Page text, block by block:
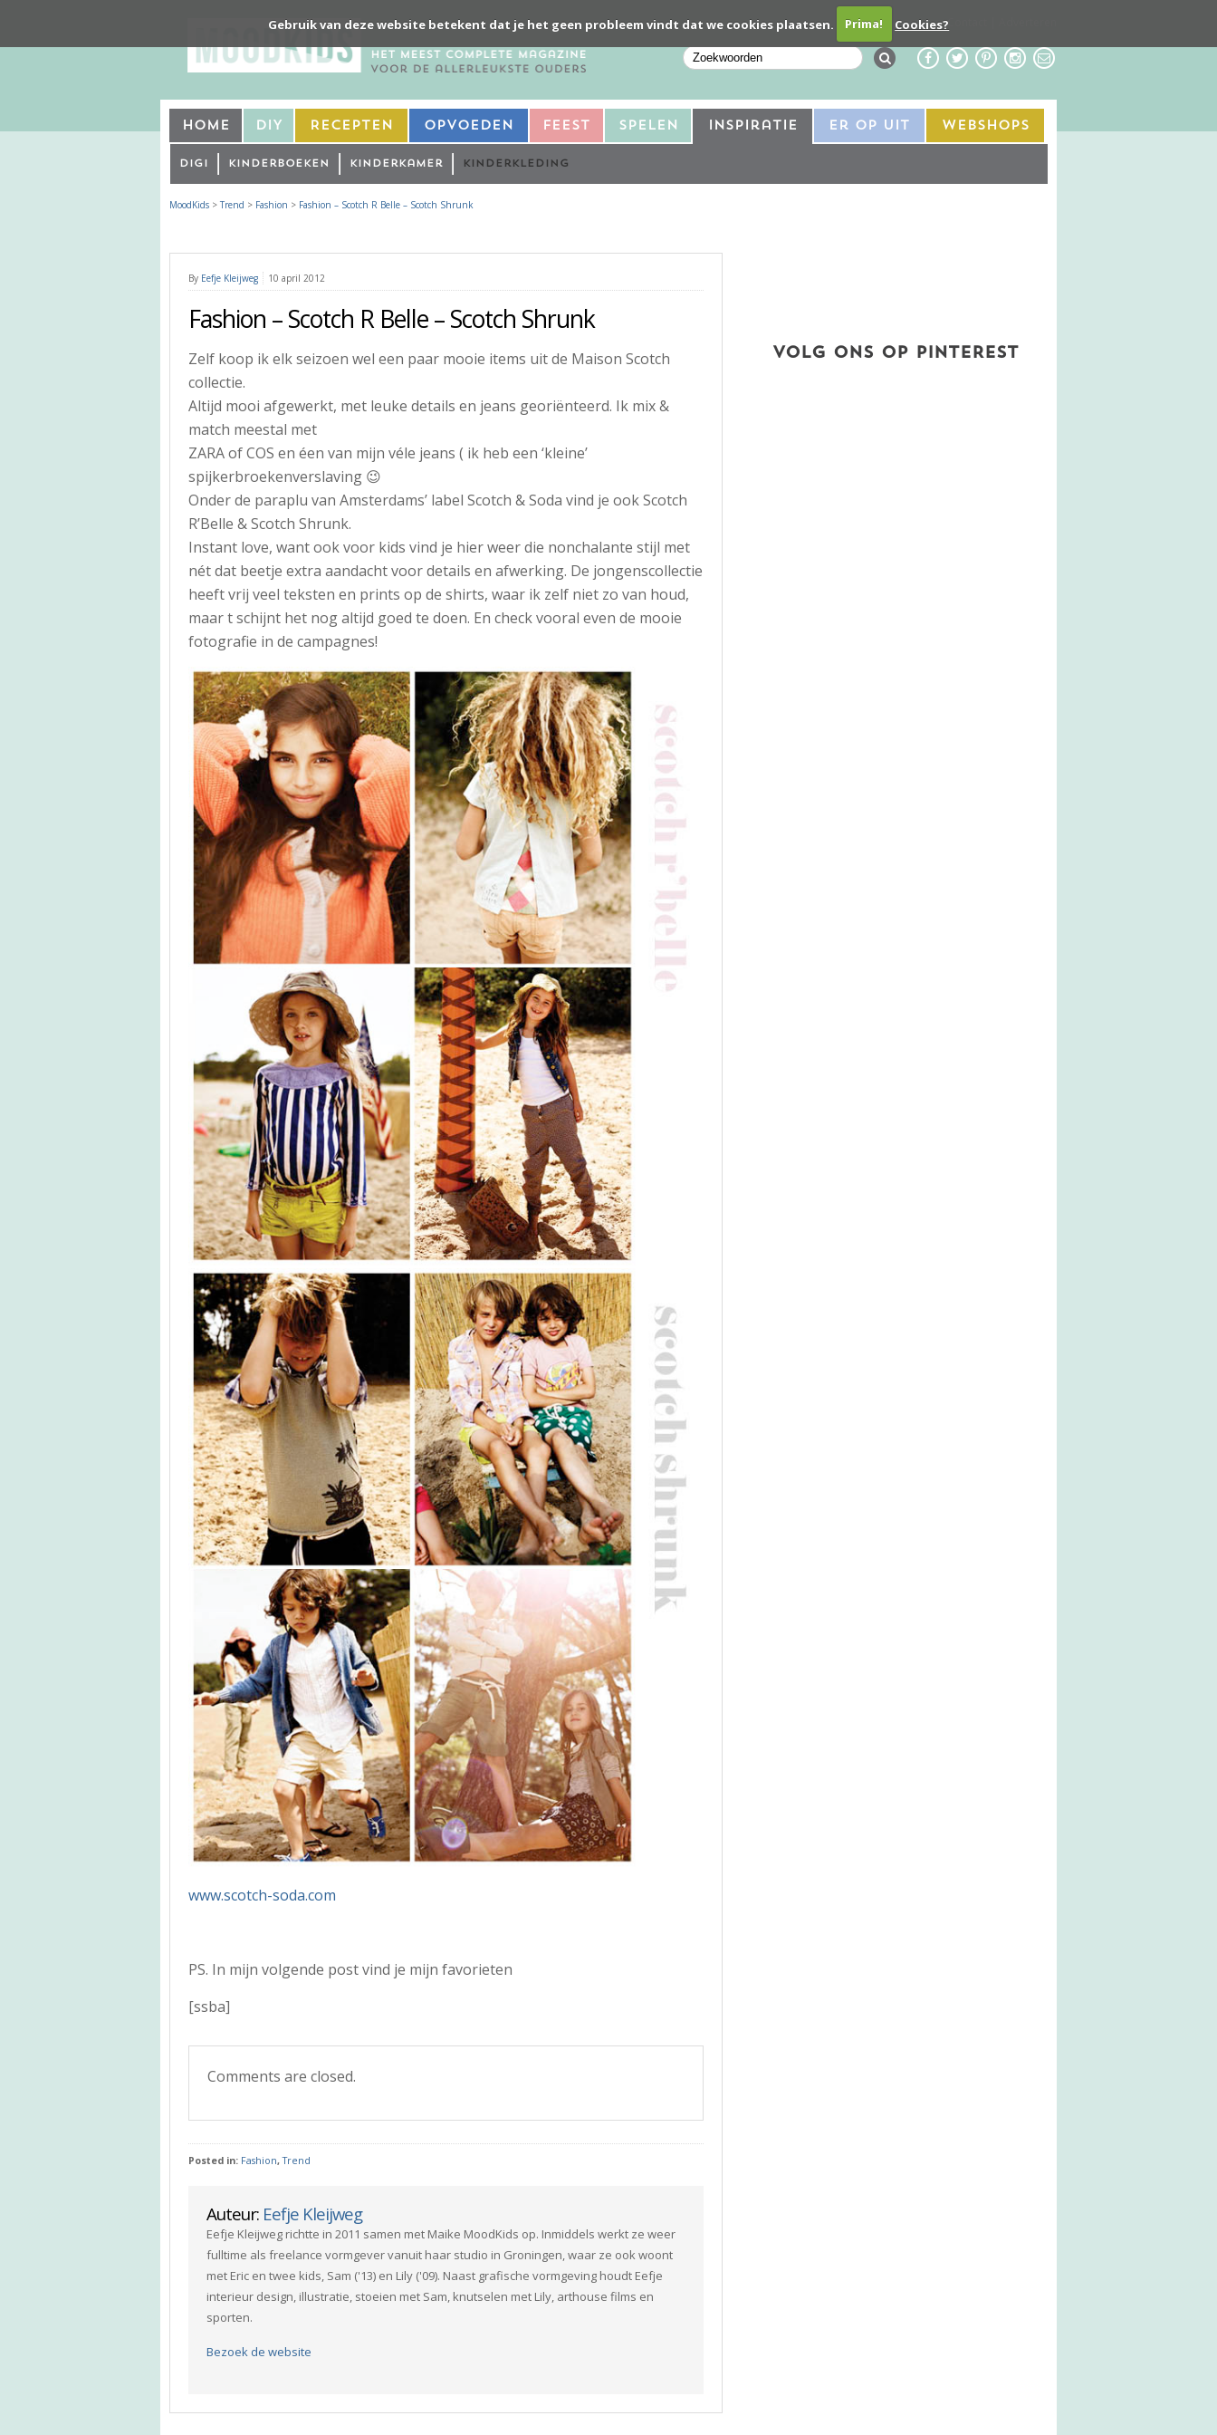
Gebruik van deze website betekent dat je het geen probleem vindt dat we cookies plaatsen. Prima! Cookies?Contact
Home DIY Recepten Opvoeden Feest Spelen Inspiratie Er Op Uit Webshops
Digi Kinderboeken Kinderkamer Kinderkleding
MoodKids >Trend > Fashion > Fashion – Scotch R Belle – Scotch Shrunk
By Eefje Kleijweg 10 april 2012
Fashion – Scotch R Belle – Scotch Shrunk
Zelf koop ik elk seizoen wel een paar mooie items uit de Maison Scotch
collectie.
Altijd mooi afgewerkt, met leuke details en jeans georiënteerd. Ik mix &
match meestal met
ZARA of COS en éen van mijn véle jeans ( ik heb een ‘kleine’
spijkerbroekenverslaving 😉
Onder de paraplu van Amsterdams’ label Scotch & Soda vind je ook Scotch
R’Belle & Scotch Shrunk.
Instant love, want ook voor kids vind je hier weer die nonchalante stijl met
nét dat beetje extra aandacht voor details en afwerking. De jongenscollectie
heeft vrij veel teksten en prints op de shirts, waar ik zelf niet zo van houd,
maar t schijnt het nog altijd goed te doen. En check vooral even de mooie
fotografie in de campagnes!
www.scotch-soda.com
PS. In mijn volgende post vind je mijn favorieten
[ssba]
Comments are closed.
Posted in: Fashion,Trend
Auteur: Eefje Kleijweg
Eefje Kleijweg richtte in 2011 samen met Maike MoodKids op. Inmiddels werkt ze weer
fulltime als freelance vormgever vanuit haar studio in Groningen, waar ze ook woont
met Eric en twee kids, Sam ('13) en Lily ('09). Naast grafische vormgeving houdt Eefje
interieur design, illustratie, stoeien met Sam, knutselen met Lily, arthouse films en
sporten.
Bezoek de website
VOLG ONS OP PINTEREST